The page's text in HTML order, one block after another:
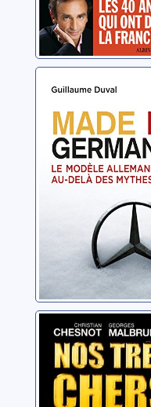
Made in
modèle
allemand au-
delà des
Duval, Guillaume
Nos très
émirs: sont-
vraiment nos
amis ?
Chesnot,